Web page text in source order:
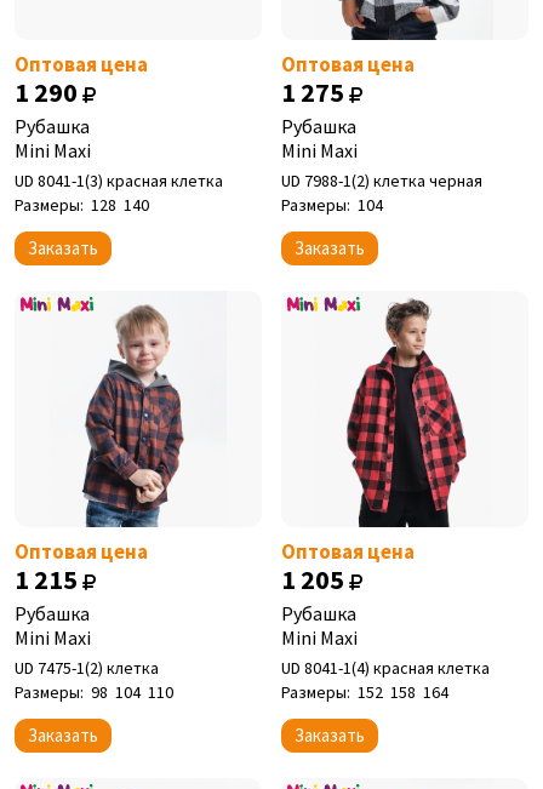
Оптовая цена
1 290
Рубашка
Mini Maxi
UD 8041-1(3) красная клетка
Размеры: 128 140
Заказать
Оптовая цена
1 275
Рубашка
Mini Maxi
UD 7988-1(2) клетка черная
Размеры: 104
Заказать
Оптовая цена
1 215
Рубашка
Mini Maxi
UD 7475-1(2) клетка
Размеры: 98 104 110
Заказать
Оптовая цена
1 205
Рубашка
Mini Maxi
UD 8041-1(4) красная клетка
Размеры: 152 158 164
Заказать